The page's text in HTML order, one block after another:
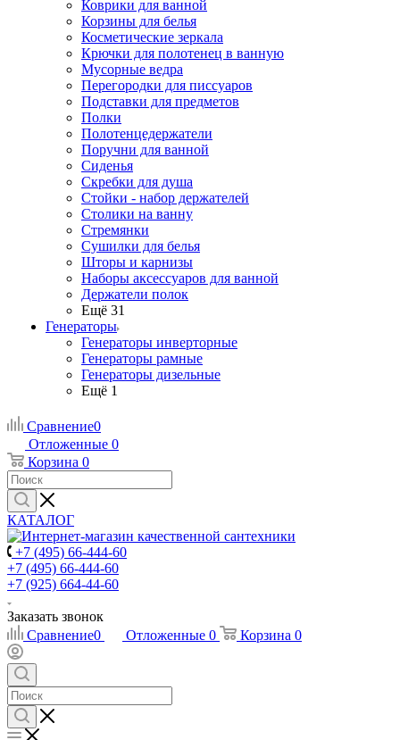
Коврики для ванной
Корзины для белья
Косметические зеркала
Крючки для полотенец в ванную
Мусорные ведра
Перегородки для писсуаров
Подставки для предметов
Полки
Полотенцедержатели
Поручни для ванной
Сиденья
Скребки для душа
Стойки - набор держателей
Столики на ванну
Стремянки
Сушилки для белья
Шторы и карнизы
Наборы аксессуаров для ванной
Держатели полок
Ещё 31
Генераторы
Генераторы инверторные
Генераторы рамные
Генераторы дизельные
Ещё 1
Сравнение0
Отложенные 0
Корзина 0
КАТАЛОГ
+7 (495) 66-444-60
+7 (495) 66-444-60
+7 (925) 664-44-60
Заказать звонок
Сравнение0 Отложенные 0 Корзина 0